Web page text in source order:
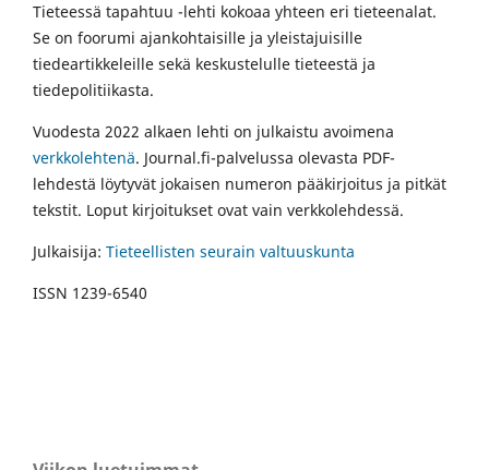
Tieteessä tapahtuu -lehti kokoaa yhteen eri tieteenalat.
Se on foorumi ajankohtaisille ja yleistajuisille
tiedeartikkeleille sekä keskustelulle tieteestä ja
tiedepolitiikasta.
Vuodesta 2022 alkaen lehti on julkaistu avoimena
verkkolehtenä. Journal.fi-palvelussa olevasta PDF-
lehdestä löytyvät jokaisen numeron pääkirjoitus ja pitkät
tekstit. Loput kirjoitukset ovat vain verkkolehdessä.
Julkaisija: Tieteellisten seurain valtuuskunta
ISSN 1239-6540